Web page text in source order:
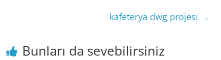
kafeterya dwg projesi →
Bunları da sevebilirsiniz